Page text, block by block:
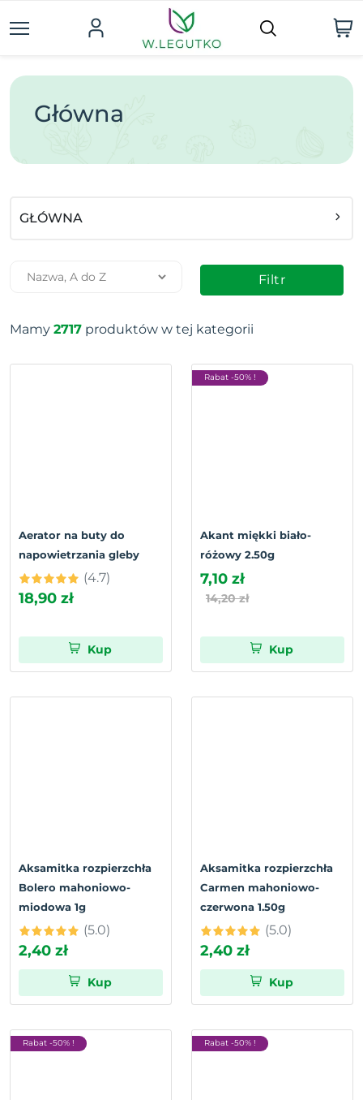
Główna
GŁÓWNA
Filtr
Mamy 2717 produktów w tej kategorii
Aerator na buty do
napowietrzania gleby
(4.7)
18,90 zł
Kup
Rabat -50% !
Akant miękki biało-
różowy 2.50g
7,10 zł
14,20 zł
Kup
Aksamitka rozpierzchła
Bolero mahoniowo-
miodowa 1g
(5.0)
2,40 zł
Kup
Aksamitka rozpierzchła
Carmen mahoniowo-
czerwona 1.50g
(5.0)
2,40 zł
Kup
Rabat -50% ! Rabat -50% !